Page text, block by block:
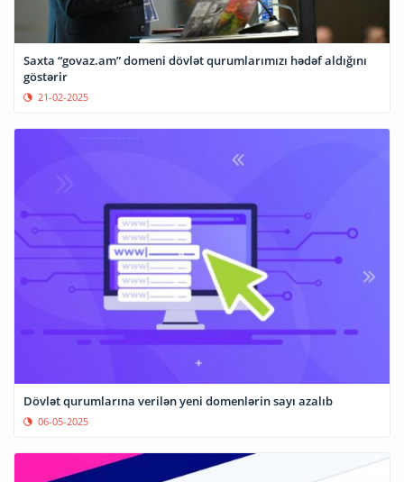
Saxta “govaz.am” domeni dövlət qurumlarımızı hədəf aldığını
göstərir
21-02-2025
Dövlət qurumlarına verilən yeni domenlərin sayı azalıb
06-05-2025